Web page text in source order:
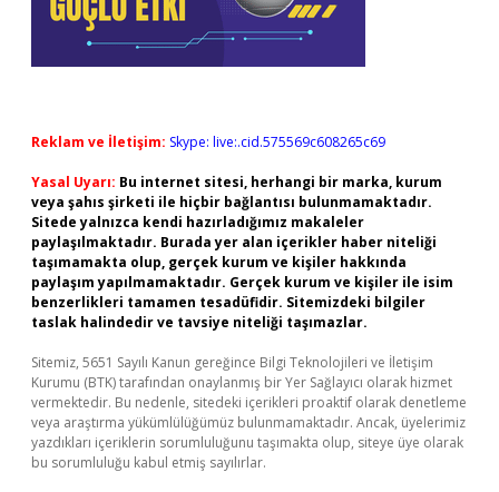
Reklam ve İletişim: Skype: live:.cid.575569c608265c69
Yasal Uyarı: Bu internet sitesi, herhangi bir marka, kurum
veya şahıs şirketi ile hiçbir bağlantısı bulunmamaktadır.
Sitede yalnızca kendi hazırladığımız makaleler
paylaşılmaktadır. Burada yer alan içerikler haber niteliği
taşımamakta olup, gerçek kurum ve kişiler hakkında
paylaşım yapılmamaktadır. Gerçek kurum ve kişiler ile isim
benzerlikleri tamamen tesadüfidir. Sitemizdeki bilgiler
taslak halindedir ve tavsiye niteliği taşımazlar.
Sitemiz, 5651 Sayılı Kanun gereğince Bilgi Teknolojileri ve İletişim
Kurumu (BTK) tarafından onaylanmış bir Yer Sağlayıcı olarak hizmet
vermektedir. Bu nedenle, sitedeki içerikleri proaktif olarak denetleme
veya araştırma yükümlülüğümüz bulunmamaktadır. Ancak, üyelerimiz
yazdıkları içeriklerin sorumluluğunu taşımakta olup, siteye üye olarak
bu sorumluluğu kabul etmiş sayılırlar.